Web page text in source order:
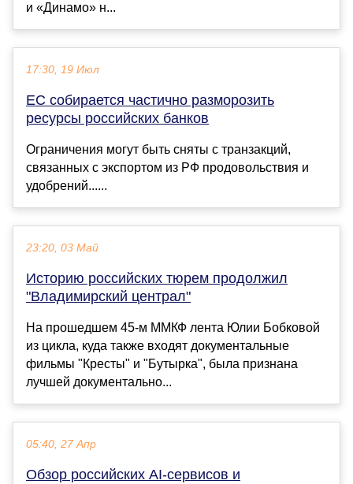
и «Динамо» н...
17:30, 19 Июл
ЕС собирается частично разморозить
ресурсы российских банков
Ограничения могут быть сняты с транзакций,
связанных с экспортом из РФ продовольствия и
удобрений......
23:20, 03 Май
Историю российских тюрем продолжил
"Владимирский централ"
На прошедшем 45-м ММКФ лента Юлии Бобковой
из цикла, куда также входят документальные
фильмы "Кресты" и "Бутырка", была признана
лучшей документально...
05:40, 27 Апр
Обзор российских AI-сервисов и